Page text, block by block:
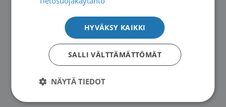
kustannusten kannalta
potilaan tosiasialliset mahdollisuudet
saada apua psyykkisiin ongelmiin
potilaan osallistuminen päätöksentekoon
potilaan oikeus saada tietoja
hoitovaihtoehdoista, myös ulkomailla
HYVÄKSY KAIKKI
SALLI VÄLTTÄMÄTTÖMÄT
NÄYTÄ TIEDOT